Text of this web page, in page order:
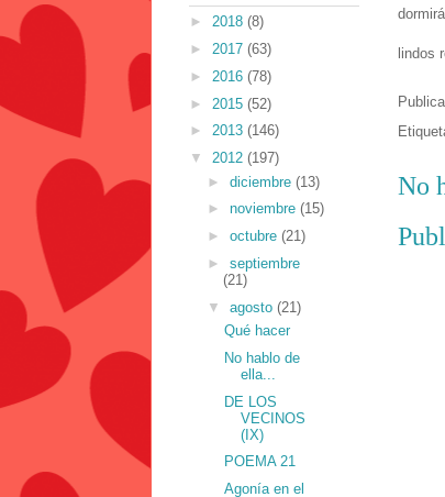
lindos
No
► 2018 (8)
► 2017 (63)
► 2016 (78)
► 2015 (52)
► 2013 (146)
▼ 2012 (197)
► diciembre (13)
► noviembre (15)
► octubre (21)
► septiembre
(21)
▼ agosto (21)
Qué hacer
No hablo de
ella...
DE LOS
VECINOS
(IX)
POEMA 21
Agonía en el